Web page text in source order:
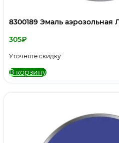
8300189 Эмаль аэрозольная
305₽
Уточняте скидку
В корзину